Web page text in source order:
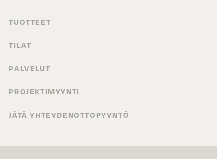
TUOTTEET
TILAT
PALVELUT
PROJEKTIMYYNTI
JÄTÄ YHTEYDENOTTOPYYNTÖ